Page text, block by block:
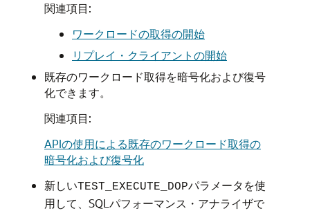
関連項目:
ワークロードの取得の開始
リプレイ・クライアントの開始
既存のワークロード取得を暗号化および復号
化できます。
関連項目:
APIの使用による既存のワークロード取得の
暗号化および復号化
新しいTEST_EXECUTE_DOPパラメータを使
用して、SQLパフォーマンス・アナライザで